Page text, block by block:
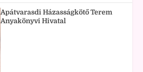
Apátvarasdi Házasságkötő Terem
Anyakönyvi Hivatal